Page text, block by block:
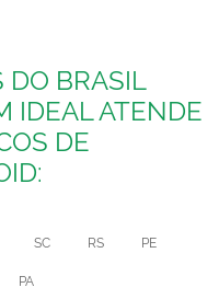
DO BRASIL
IDEAL ATENDE
DE
SC RS PE
PA